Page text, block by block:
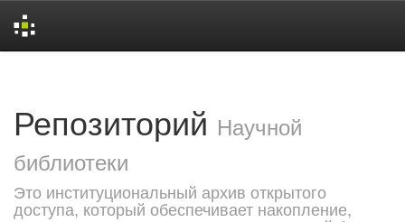
Репозиторий Научной
библиотеки
Это институциональный архив открытого
доступа, который обеспечивает накопление,